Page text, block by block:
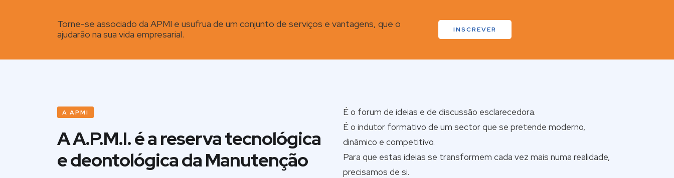
Torne-se associado da APMI e usufrua de um conjunto de serviços e vantagens, que o
ajudarão na sua vida empresarial.
INSCREVER
A APMI
A A.P.M.I. é a reserva tecnológica
e deontológica da Manutenção
É o forum de ideias e de discussão esclarecedora.
É o indutor formativo de um sector que se pretende moderno,
dinâmico e competitivo.
Para que estas ideias se transformem cada vez mais numa realidade,
precisamos de si.